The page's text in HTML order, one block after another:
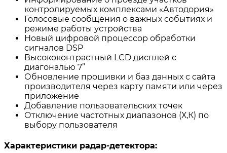
контролируемых комплексами «Автодория»
Голосовые сообщения о важных событиях и
режиме работы устройства
Новый цифровой процессор обработки
сигналов DSP
Высококонтрастный LCD дисплей c
диагональю 7”
Обновление прошивки и баз данных с сайта
производителя через карту памяти или через
приложение
Добавление пользовательских точек
Отключение частотных диапазонов (Х,К) по
выбору пользователя
Характеристики радар-детектора: